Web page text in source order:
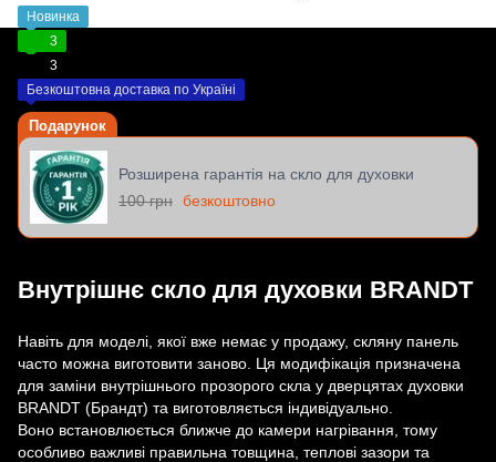
Новинка
3
3
Безкоштовна доставка по Україні
Подарунок
Розширена гарантія на скло для духовки
100 грн безкоштовно
Внутрішнє скло для духовки BRANDT
Навіть для моделі, якої вже немає у продажу, скляну панель
часто можна виготовити заново. Ця модифікація призначена
для заміни внутрішнього прозорого скла у дверцятах духовки
BRANDT (Брандт) та виготовляється індивідуально.
Воно встановлюється ближче до камери нагрівання, тому
особливо важливі правильна товщина, теплові зазори та